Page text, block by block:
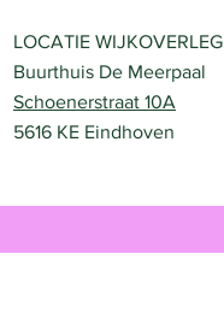
LOCATIE WIJKOVERLEG
Buurthuis De Meerpaal
Schoenerstraat 10A
5616 KE Eindhoven